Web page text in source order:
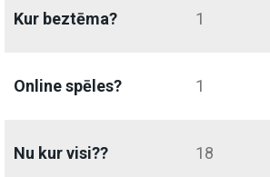
Kur beztēma? 1
Online spēles? 1
Nu kur visi?? 18